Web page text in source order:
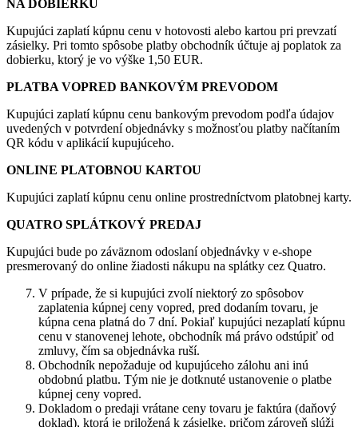
NA DOBIERKU
Kupujúci zaplatí kúpnu cenu v hotovosti alebo kartou pri prevzatí
zásielky. Pri tomto spôsobe platby obchodník účtuje aj poplatok za
dobierku, ktorý je vo výške 1,50 EUR.
PLATBA VOPRED BANKOVÝM PREVODOM
Kupujúci zaplatí kúpnu cenu bankovým prevodom podľa údajov
uvedených v potvrdení objednávky s možnosťou platby načítaním
QR kódu v aplikácií kupujúceho.
ONLINE PLATOBNOU KARTOU
Kupujúci zaplatí kúpnu cenu online prostredníctvom platobnej karty.
QUATRO SPLÁTKOVÝ PREDAJ
Kupujúci bude po záväznom odoslaní objednávky v e-shope
presmerovaný do online žiadosti nákupu na splátky cez Quatro.
V prípade, že si kupujúci zvolí niektorý zo spôsobov
zaplatenia kúpnej ceny vopred, pred dodaním tovaru, je
kúpna cena platná do 7 dní. Pokiaľ kupujúci nezaplatí kúpnu
cenu v stanovenej lehote, obchodník má právo odstúpiť od
zmluvy, čím sa objednávka ruší.
Obchodník nepožaduje od kupujúceho zálohu ani inú
obdobnú platbu. Tým nie je dotknuté ustanovenie o platbe
kúpnej ceny vopred.
Dokladom o predaji vrátane ceny tovaru je faktúra (daňový
doklad), ktorá je priložená k zásielke, pričom zároveň slúži